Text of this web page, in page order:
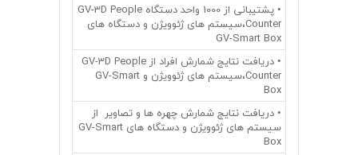
• پشتیبانی از 1000 واحد دستگاه GV-3D People
Counter،سیستم های ژئوویژن و دستگاه های
GV-Smart Box
• دریافت نتایج شمارش افراد از GV-3D People
Counter،سیستم های ژئوویژن و GV-Smart
Box
• دریافت نتایج شمارش چهره ها و تصاویر از
سیستم های ژئوویژن و دستگاه های GV-Smart
Box